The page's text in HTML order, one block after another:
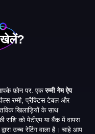
खेलें?
फ़ोन पर. एकरम्मी गेम ऐप
रम्मी, प्रैक्टिस टेबल और
खिलाड़ियों के साथ
राशि को पेटीएम या बैंक में वापस
उच्च रेटिंग वाला है। चाहे आप